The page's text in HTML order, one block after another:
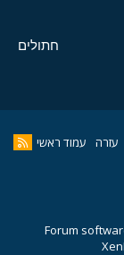
חתולים
עזרה עמוד ראשי
Forum